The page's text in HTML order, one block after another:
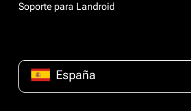
Soporte para Landroid
España